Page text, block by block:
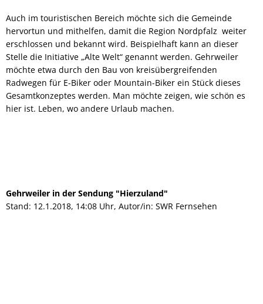
Auch im touristischen Bereich möchte sich die Gemeinde
hervortun und mithelfen, damit die Region Nordpfalz weiter
erschlossen und bekannt wird. Beispielhaft kann an dieser
Stelle die Initiative „Alte Welt“ genannt werden. Gehrweiler
möchte etwa durch den Bau von kreisübergreifenden
Radwegen für E-Biker oder Mountain-Biker ein Stück dieses
Gesamtkonzeptes werden. Man möchte zeigen, wie schön es
hier ist. Leben, wo andere Urlaub machen.
Gehrweiler in der Sendung "Hierzuland"
Stand: 12.1.2018, 14:08 Uhr, Autor/in: SWR Fernsehen